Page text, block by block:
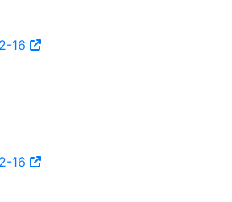
16
16